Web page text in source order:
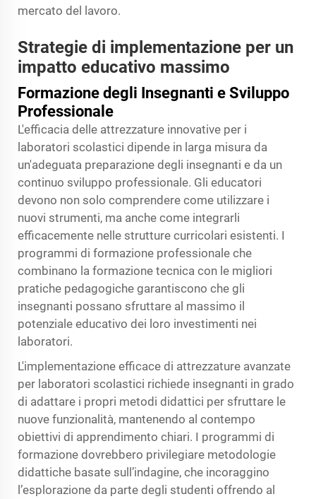
mercato del lavoro.
Strategie di implementazione per un
impatto educativo massimo
Formazione degli Insegnanti e Sviluppo
Professionale
L'efficacia delle attrezzature innovative per i
laboratori scolastici dipende in larga misura da
un'adeguata preparazione degli insegnanti e da un
continuo sviluppo professionale. Gli educatori
devono non solo comprendere come utilizzare i
nuovi strumenti, ma anche come integrarli
efficacemente nelle strutture curricolari esistenti. I
programmi di formazione professionale che
combinano la formazione tecnica con le migliori
pratiche pedagogiche garantiscono che gli
insegnanti possano sfruttare al massimo il
potenziale educativo dei loro investimenti nei
laboratori.
L'implementazione efficace di attrezzature avanzate
per laboratori scolastici richiede insegnanti in grado
di adattare i propri metodi didattici per sfruttare le
nuove funzionalità, mantenendo al contempo
obiettivi di apprendimento chiari. I programmi di
formazione dovrebbero privilegiare metodologie
didattiche basate sull’indagine, che incoraggino
l’esplorazione da parte degli studenti offrendo al